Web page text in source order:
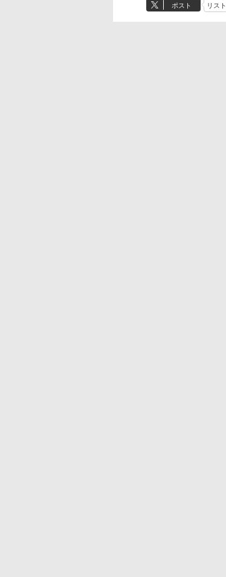
ポスト リスト